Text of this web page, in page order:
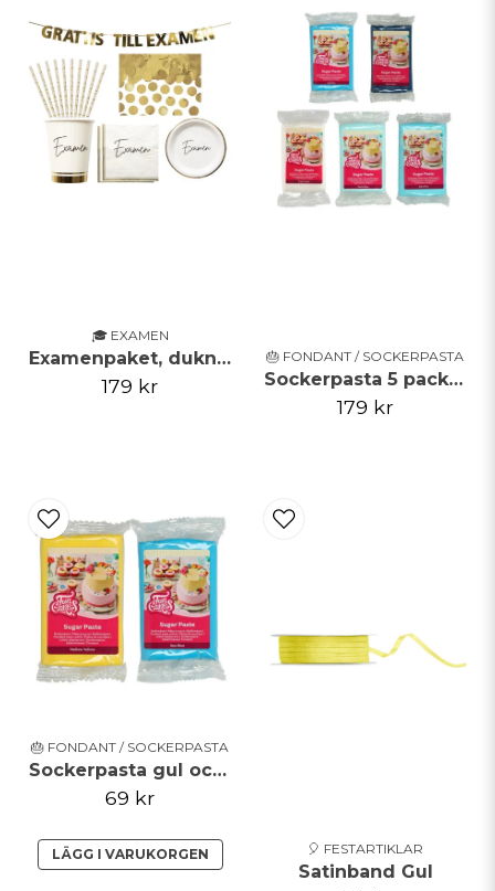
🎓 EXAMEN
Examenpaket, dukning, 8 personer
179 kr
🎂 FONDANT / SOCKERPASTA
Sockerpasta 5 pack Blå Nyanser FunCakes
179 kr
🎂 FONDANT / SOCKERPASTA
Sockerpasta gul och blå
69 kr
LÄGG I VARUKORGEN 🎈 FESTARTIKLAR
Satinband Gul